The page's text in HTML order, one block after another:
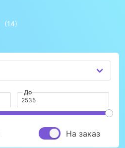
(14)
До
На заказ